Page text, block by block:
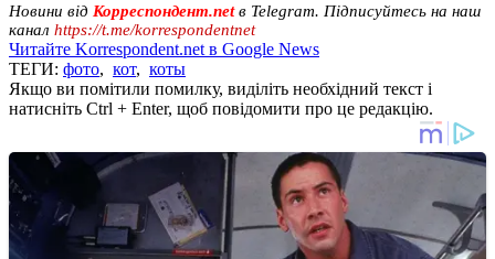
Новини від Корреспондент.netв Telegram. Підписуйтесь на наш
канал https://t.me/korrespondentnet
Читайте Korrespondent.net в Google News
ТЕГИ: фото, кот, коты
Якщо ви помітили помилку, виділіть необхідний текст і
натисніть Ctrl + Enter, щоб повідомити про це редакцію.